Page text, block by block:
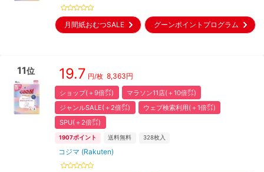
月間紙おむつSALE グーンポイントプログラム
11位 19.7 円/枚 8,363円
ショップ(＋9倍㌽)
マラソン11店(＋10倍㌽)
ジャンルSALE(＋2倍㌽)
ウェブ検索利用(＋1倍㌽)
SPU(＋2倍㌽)
1907ポイント 送料無料 328枚入
コジマ (Rakuten)